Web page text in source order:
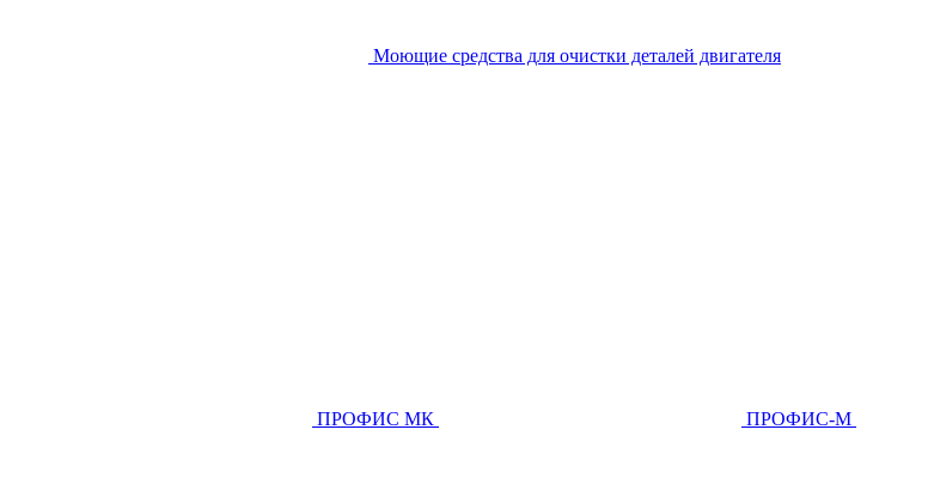
Моющие средства для очистки деталей двигателя
ПРОФИС МК ПРОФИС-М